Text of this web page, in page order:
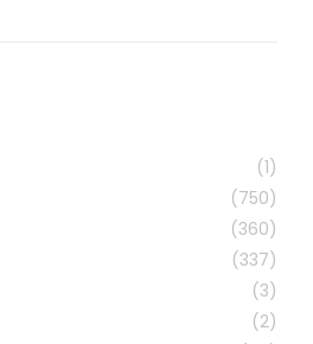
(1)
(750)
(360)
(337)
(3)
(2)